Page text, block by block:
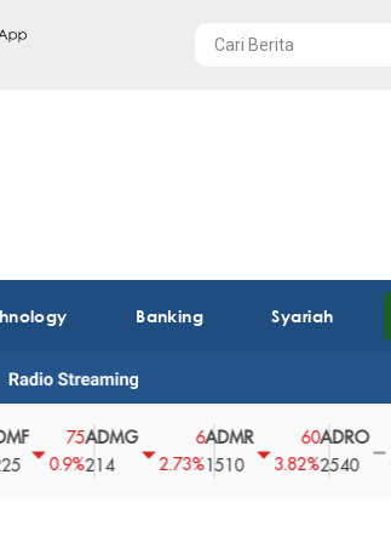
Banking Syariah
75
0.9%
ADMG
214
2.73%
ADMR
1510
3.82%
ADRO
2540
0
0%